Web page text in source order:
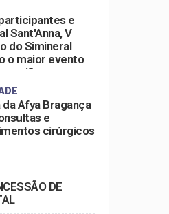
e
Sant'Anna, V
do Simineral
o maior evento
região
Afya Bragança
e
cirúrgicos
DE